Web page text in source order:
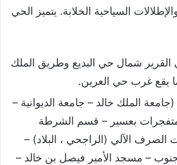
السياحية الخلابة. يتميز الحي
القرير شمال حي البديع وطريق الملك
يقع غرب حي العرين.
الملك خالد – جامعة الديوانية –
للمتفجرات بعسير – قسم الشرطة
الصرف الآلي (الراجحي ، البلاد) –
– مسجد الأمير فيصل بن خالد –